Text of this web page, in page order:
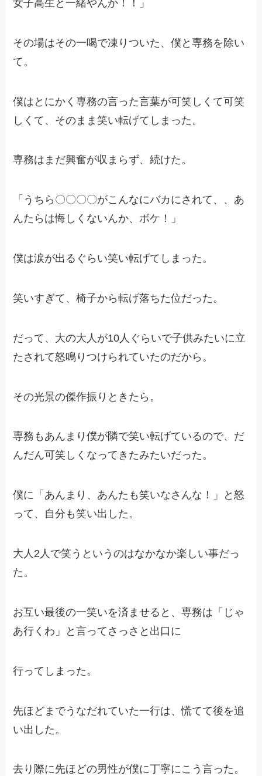
女子高生と一緒やんか！！」
その場はその一喝で凍りついた、僕と専務を除い
て。
僕はとにかく専務の言った言葉が可笑しくて可笑
しくて、そのまま笑い転げてしまった。
専務はまだ興奮が収まらず、続けた。
「うちら〇〇〇〇がこんなにバカにされて、、あ
んたらは悔しくないんか、ボケ！」
僕は涙が出るぐらい笑い転げてしまった。
笑いすぎて、椅子から転げ落ちた位だった。
だって、大の大人が10人ぐらいで子供みたいに立
たされて怒鳴りつけられていたのだから。
その光景の傑作振りときたら。
専務もあんまり僕が隣で笑い転げているので、だ
んだん可笑しくなってきたみたいだった。
僕に「あんまり、あんたも笑いなさんな！」と怒
って、自分も笑い出した。
大人2人で笑うというのはなかなか楽しい事だっ
た。
お互い最後の一笑いを済ませると、専務は「じゃ
あ行くわ」と言ってさっさと出口に
行ってしまった。
先ほどまでうなだれていた一行は、慌てて後を追
い出した。
去り際に先ほどの男性が僕に丁寧にこう言った。